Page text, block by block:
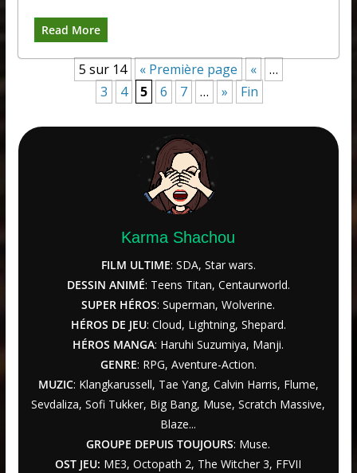
Read More
5 sur 14 « Première page «
…
3
4 5 6 7 … » Fin
Karma Shachou
FILM ULTIME: SDA, Star wars.
DESSIN ANIMÉ: Teens Titan, Centaurworld.
SUPER HÉROS: Superman, Wolverine.
HÉROS DE JEU: Cloud, Lightning, Shepard.
HÉROS MANGA: Haruhi Suzumiya, Manji.
GENRE: RPG, Aventure-Action.
MUZIC: Klangkarussell, Tae Yang, Calvin Harris, Flume,
Sevdaliza, Sofi Tukker, Big Bang, Muse, Scratch Massive,
Blaze...
GROUPE DEPUIS TOUJOURS: Muse.
OST JEU: ME3,Octopath 2, The Witcher3, FFVII